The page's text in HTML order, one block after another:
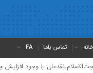
تماس باما FA
نقدعلی: با وجود افزایش چشمگیر